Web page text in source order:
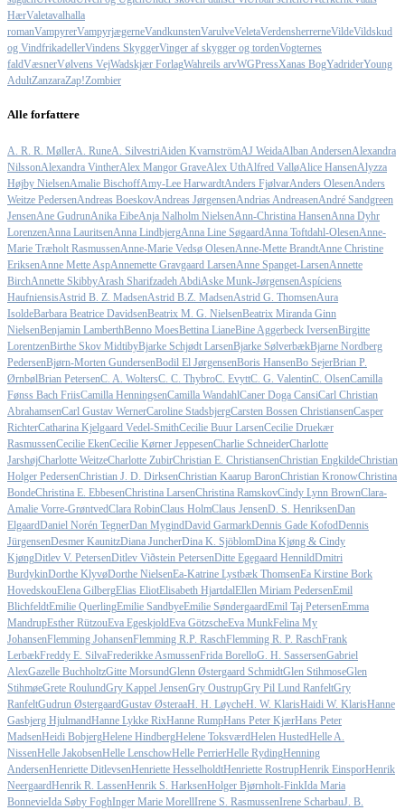
HærValetavalhalla
romanVampyrerVampyrjægerneVandkunstenVarulveVeletaVerdensherrerneVildeVildskud
og VindfrikadellerVindens SkyggerVinger af skygger og tordenVogternes
faldVæsnerVølvens VejWadskjær ForlagWahreils arvWGPressXanas BogYadriderYoung
AdultZanzaraZap!Zombier
Alle forfattere
A. R. R. MøllerA. RuneA. SilvestriAiden KvarnströmAJ WeidaAlban AndersenAlexandra
NilssonAlexandra VintherAlex Mangor GraveAlex UthAlfred ValløAlice HansenAlyzza
Højby NielsenAmalie BischoffAmy-Lee HarwardtAnders FjølvarAnders OlesenAnders
Weitze PedersenAndreas BoeskovAndreas JørgensenAndrias AndreasenAndré Sandgreen
JensenAne GudrunAnika EibeAnja Nalholm NielsenAnn-Christina HansenAnna Dyhr
LorenzenAnna LauritsenAnna LindbjergAnna Line SøgaardAnna Toftdahl-OlesenAnne-
Marie Træholt RasmussenAnne-Marie Vedsø OlesenAnne-Mette BrandtAnne Christine
EriksenAnne Mette AspAnnemette Gravgaard LarsenAnne Spanget-LarsenAnnette
BirchAnnette SkibbyArash Sharifzadeh AbdiAske Munk-JørgensenAspíciens
HaufniensisAstrid B. Z. MadsenAstrid B.Z. MadsenAstrid G. ThomsenAura
IsoldeBarbara Beatrice DavidsenBeatrix M. G. NielsenBeatrix Miranda Ginn
NielsenBenjamin LamberthBenno MoesBettina LianeBine Aggerbeck IversenBirgitte
LorentzenBirthe Skov MidtibyBjarke Schjødt LarsenBjarke SølverbækBjarne Nordberg
PedersenBjørn-Morten GundersenBodil El JørgensenBoris HansenBo SejerBrian P.
ØrnbølBrian PetersenC. A. WoltersC. C. ThybroC. EvyttC. G. ValentinC. OlsenCamilla
Fønss Bach FriisCamilla HenningsenCamilla WandahlCaner Doga CansiCarl Christian
AbrahamsenCarl Gustav WernerCaroline StadsbjergCarsten Bossen ChristiansenCasper
RichterCatharina Kjelgaard Vedel-SmithCecilie Buur LarsenCecilie Druekær
RasmussenCecilie EkenCecilie Kørner JeppesenCharlie SchneiderCharlotte
JarshøjCharlotte WeitzeCharlotte ZubirChristian E. ChristiansenChristian EngkildeChristian
Holger PedersenChristian J. D. DirksenChristian Kaarup BaronChristian KronowChristina
BondeChristina E. EbbesenChristina LarsenChristina RamskovCindy Lynn BrownClara-
Amalie Vorre-GrøntvedClara RobinClaus HolmClaus JensenD. S. HenriksenDan
ElgaardDaniel Norén TegnerDan MygindDavid GarmarkDennis Gade KofodDennis
JürgensenDesmer KaunitzDiana JuncherDina K. SjöblomDina Kjøng & Cindy
KjøngDitlev V. PetersenDitlev Viðstein PetersenDitte Egegaard HennildDmitri
BurdykinDorthe KlyvøDorthe NielsenEa-Katrine Lystbæk ThomsenEa Kirstine Bork
HovedskouElena GilbergElias EliotElisabeth HjartdalEllen Miriam PedersenEmil
BlichfeldtEmilie QuerlingEmilie SandbyeEmilie SøndergaardEmil Taj PetersenEmma
MandrupEsther RützouEva EgeskjoldEva GötzscheEva MunkFelina My
JohansenFlemming JohansenFlemming R.P. RaschFlemming R. P. RaschFrank
LerbækFreddy E. SilvaFrederikke AsmussenFrida BorelloG. H. SassersenGabriel
AlexGazelle BuchholtzGitte MorsundGlenn Østergaard SchmidtGlen StihmoseGlen
StihmøeGrete RoulundGry Kappel JensenGry OustrupGry Pil Lund RanfeltGry
RanfeltGudrun ØstergaardGustav ØsteraaH. H. LøycheH. W. KlarisHaidi W. KlarisHanne
Gasbjerg HjulmandHanne Lykke RixHanne RumpHans Peter KjærHans Peter
MadsenHeidi BobjergHelene HindbergHelene ToksværdHelen HustedHelle A.
NissenHelle JakobsenHelle LenschowHelle PerrierHelle RydingHenning
AndersenHenriette DitlevsenHenriette HesselholdtHenriette RostrupHenrik EinsporHenrik
NeergaardHenrik R. LassenHenrik S. HarksenHolger Bjørnholt-FinkIda Maria
BonnevieIda Søby FoghInger Marie MorellIrene S. RasmussenIrene ScharbauJ. B.